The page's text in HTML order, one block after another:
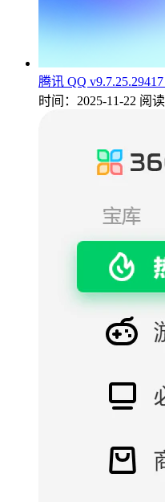
腾讯 QQ
时间：2025-11-22 阅